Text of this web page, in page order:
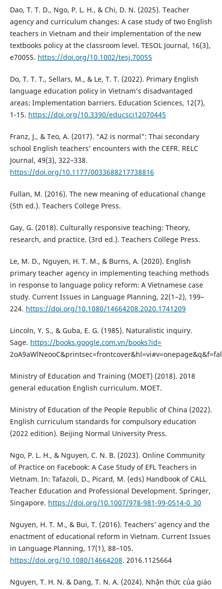
Dao, T. T. D., Ngo, P. L. H., & Chi, D. N. (2025). Teacher
agency and curriculum changes: A case study of two English
teachers in Vietnam and their implementation of the new
textbooks policy at the classroom level. TESOL Journal, 16(3),
e70055. https://doi.org/10.1002/tesj.70055
Do, T. T. T., Sellars, M., & Le, T. T. (2022). Primary English
language education policy in Vietnam’s disadvantaged
areas: Implementation barriers. Education Sciences, 12(7),
1-15. https://doi.org/10.3390/educsci12070445
Franz, J., & Teo, A. (2017). “A2 is normal”: Thai secondary
school English teachers’ encounters with the CEFR. RELC
Journal, 49(3), 322–338.
https://doi.org/10.1177/0033688217738816
Fullan, M. (2016). The new meaning of educational change
(5th ed.). Teachers College Press.
Gay, G. (2018). Culturally responsive teaching: Theory,
research, and practice. (3rd ed.). Teachers College Press.
Le, M. D., Nguyen, H. T. M., & Burns, A. (2020). English
primary teacher agency in implementing teaching methods
in response to language policy reform: A Vietnamese case
study. Current Issues in Language Planning, 22(1–2), 199–
224. https://doi.org/10.1080/14664208.2020.1741209
Lincoln, Y. S., & Guba, E. G. (1985). Naturalistic inquiry.
Sage. https://books.google.com.vn/books?id=
Ministry of Education and Training (MOET) (2018). 2018
general education English curriculum. MOET.
Ministry of Education of the People Republic of China (2022).
English curriculum standards for compulsory education
(2022 edition). Beijing Normal University Press.
Ngo, P. L. H., & Nguyen, C. N. B. (2023). Online Community
of Practice on Facebook: A Case Study of EFL Teachers in
Vietnam. In: Tafazoli, D., Picard, M. (eds) Handbook of CALL
Teacher Education and Professional Development. Springer,
Singapore. https://doi.org/10.1007/978-981-99-0514-0_30
Nguyen, H. T. M., & Bui, T. (2016). Teachers’ agency and the
enactment of educational reform in Vietnam. Current Issues
in Language Planning, 17(1), 88–105.
https://doi.org/10.1080/14664208. 2016.1125664
Nguyen, T. H. N. & Dang, T. N. A. (2024). Nhận thức của giáo